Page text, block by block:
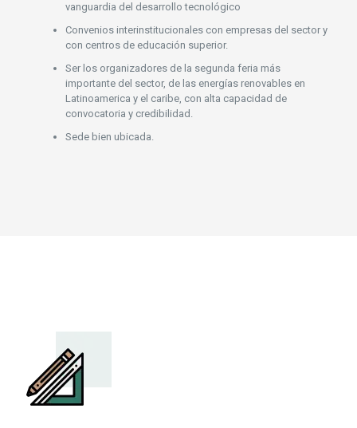
vanguardia del desarrollo tecnológico
Convenios interinstitucionales con empresas del sector y
con centros de educación superior.
Ser los organizadores de la segunda feria más
importante del sector, de las energías renovables en
Latinoamerica y el caribe, con alta capacidad de
convocatoria y credibilidad.
Sede bien ubicada.